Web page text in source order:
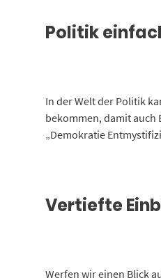
Politik
In der Welt der Politik
bekommen, damit auch
„Demokratie
Vertiefte
Werfen wir einen Blick